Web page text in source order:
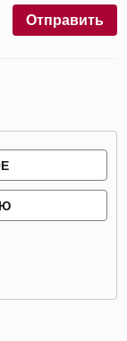
Отправить